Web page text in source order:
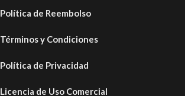
Política de Reembolso
Términos y Condiciones
Política de Privacidad
Licencia de Uso Comercial